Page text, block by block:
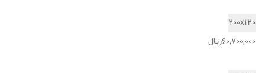
200x120
60,700,000ریال